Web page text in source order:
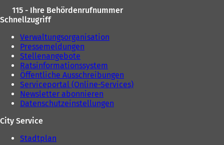
115 - Ihre Behördenrufnummer
Schnellzugriff
Verwaltungsorganisation
Pressemeldungen
Stellenangebote
Ratsinformationssystem
Öffentliche Ausschreibungen
Serviceportal (Online-Services)
Newsletter abonnieren
Datenschutzeinstellungen
City Service
Stadtplan